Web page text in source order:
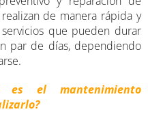
de manera rápida y
que pueden durar
par de días, dependiendo
es el mantenimiento